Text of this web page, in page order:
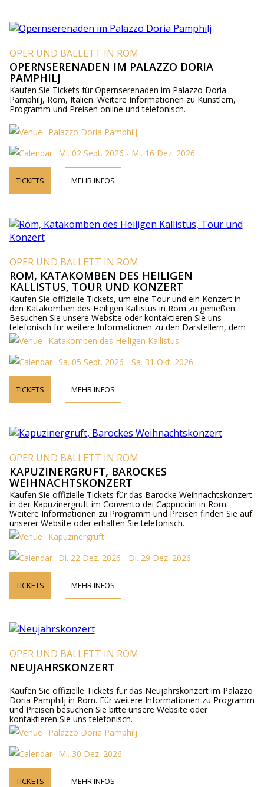
OPER UND BALLETT IN ROM
OPERNSERENADEN IM PALAZZO DORIA
PAMPHILJ
Kaufen Sie Tickets für Opernserenaden im Palazzo Doria
Pamphilj, Rom, Italien. Weitere Informationen zu Künstlern,
Programm und Preisen online und telefonisch.
Palazzo Doria Pamphilj
Mi. 02 Sept. 2026 - Mi. 16 Dez. 2026
TICKETS MEHR INFOS
OPER UND BALLETT IN ROM
ROM, KATAKOMBEN DES HEILIGEN
KALLISTUS, TOUR UND KONZERT
Kaufen Sie offizielle Tickets, um eine Tour und ein Konzert in
den Katakomben des Heiligen Kallistus in Rom zu genießen.
Besuchen Sie unsere Website oder kontaktieren Sie uns
telefonisch für weitere Informationen zu den Darstellern, dem
Programm und den Ticketpreisen.
Katakomben des Heiligen Kallistus
Sa. 05 Sept. 2026 - Sa. 31 Okt. 2026
TICKETS MEHR INFOS
OPER UND BALLETT IN ROM
KAPUZINERGRUFT, BAROCKES
WEIHNACHTSKONZERT
Kaufen Sie offizielle Tickets für das Barocke Weihnachtskonzert
in der Kapuzinergruft im Convento dei Cappuccini in Rom.
Weitere Informationen zu Programm und Preisen finden Sie auf
unserer Website oder erhalten Sie telefonisch.
Kapuzinergruft
Di. 22 Dez. 2026 - Di. 29 Dez. 2026
TICKETS MEHR INFOS
OPER UND BALLETT IN ROM
NEUJAHRSKONZERT
Kaufen Sie offizielle Tickets für das Neujahrskonzert im Palazzo
Doria Pamphilj in Rom. Für weitere Informationen zu Programm
und Preisen besuchen Sie bitte unsere Website oder
kontaktieren Sie uns telefonisch.
Palazzo Doria Pamphilj
Mi. 30 Dez. 2026
TICKETS MEHR INFOS